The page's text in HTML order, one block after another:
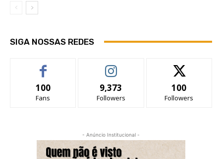
SIGA NOSSAS REDES
100
Fans
9,373
Followers
100
Followers
- Anúncio Institucional -